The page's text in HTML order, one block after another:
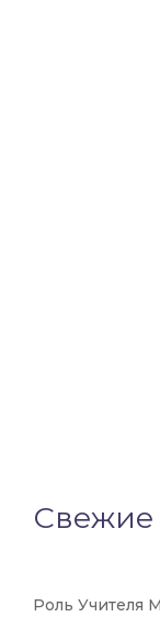
Свежие
Роль Учителя